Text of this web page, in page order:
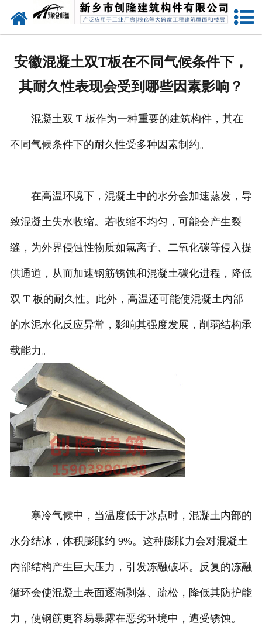
网站首页
成功案例
联系我们
安徽混凝土双T板在不同气候条件下，
其耐久性表现会受到哪些因素影响？
混凝土双 T 板作为一种重要的建筑构件，其在
不同气候条件下的耐久性受多种因素制约。
在高温环境下，混凝土中的水分会加速蒸发，导
致混凝土失水收缩。若收缩不均匀，可能会产生裂
缝，为外界侵蚀性物质如氯离子、二氧化碳等侵入提
供通道，从而加速钢筋锈蚀和混凝土碳化进程，降低
双 T 板的耐久性。此外，高温还可能使混凝土内部
的水泥水化反应异常，影响其强度发展，削弱结构承
载能力。
寒冷气候中，当温度低于冰点时，混凝土内部的
水分结冰，体积膨胀约 9%。这种膨胀力会对混凝土
内部结构产生巨大压力，引发冻融破坏。反复的冻融
循环会使混凝土表面逐渐剥落、疏松，降低其防护能
力，使钢筋更容易暴露在恶劣环境中，遭受锈蚀。